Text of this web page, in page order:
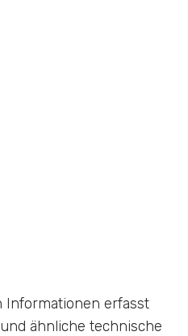
Informationen erfasst
ähnliche technische